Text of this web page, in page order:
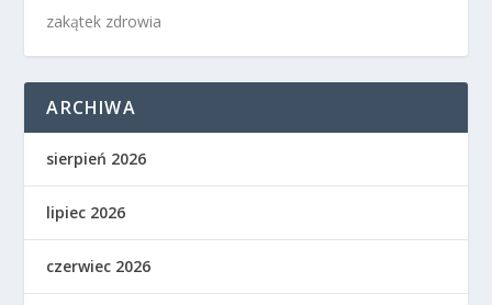
zakątek zdrowia
ARCHIWA
sierpień 2026
lipiec 2026
czerwiec 2026